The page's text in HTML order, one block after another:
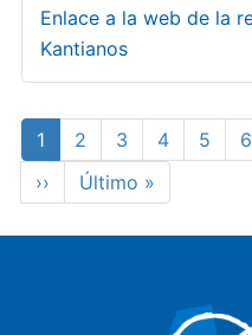
Enlace a la web de la
Kantianos
Paginación
Página
actual
1 Page
2 Page
3 Page
4 Page
5 6
Siguiente
página
››
Última
página
Último »